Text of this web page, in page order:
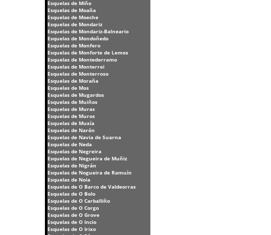
Esquelas de Miño
Esquelas de Moaña
Esquelas de Moeche
Esquelas de Mondariz
Esquelas de Mondariz-Balneario
Esquelas de Mondoñedo
Esquelas de Monfero
Esquelas de Monforte de Lemos
Esquelas de Montederramo
Esquelas de Monterrei
Esquelas de Monterroso
Esquelas de Moraña
Esquelas de Mos
Esquelas de Mugardos
Esquelas de Muiños
Esquelas de Muras
Esquelas de Muros
Esquelas de Muxía
Esquelas de Narón
Esquelas de Navia de Suarna
Esquelas de Neda
Esquelas de Negreira
Esquelas de Negueira de Muñiz
Esquelas de Nigrán
Esquelas de Nogueira de Ramuín
Esquelas de Noia
Esquelas de O Barco de Valdeorras
Esquelas de O Bolo
Esquelas de O Carballiño
Esquelas de O Corgo
Esquelas de O Grove
Esquelas de O Incio
Esquelas de O Irixo